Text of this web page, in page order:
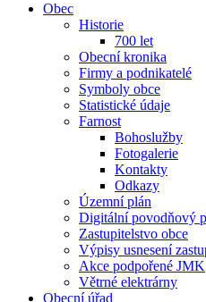
Obec
Historie
700 let
Obecní kronika
Firmy a podnikatelé
Symboly obce
Statistické údaje
Farnost
Bohoslužby
Fotogalerie
Kontakty
Odkazy
Územní plán
Digitální povodňový
Zastupitelstvo obce
Výpisy usnesení
Akce podpořené JMK
Větrné elektrárny
Obecní úřad